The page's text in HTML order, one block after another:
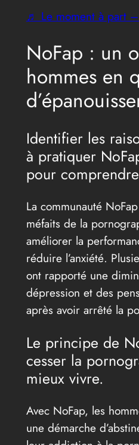
♬ Le moment à part
NoFap : un
hommes en
Identifier les
à pratiquer
pour
La communauté
méfaits de la
améliorer la
réduire l’anxiété.
ont rapporté une
dépression et des
après avoir arrêté la
Le principe de
cesser la
mieux vivre.
Avec NoFap, les
une démarche